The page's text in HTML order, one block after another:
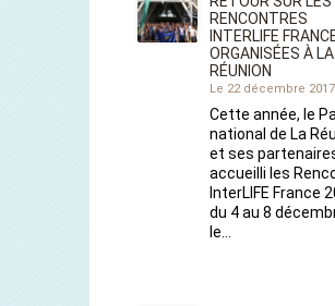
RENCONTRES
INTERLIFE
ORGANISÉES À LA
RÉUNION
Le 22 décembre 2017
Cette année, le
national de La
et ses
accueilli les
InterLIFE France
du 4 au 8
le…